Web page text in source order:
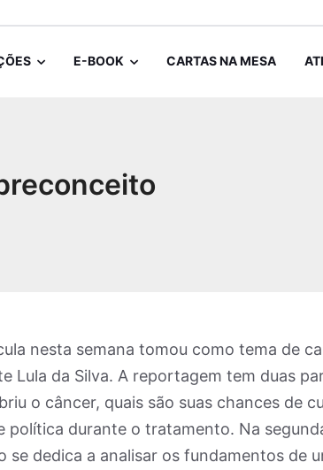
E-BOOK CARTAS NA MESA
nesta semana tomou como tema de
Lula da Silva. A reportagem tem duas
o câncer, quais são suas chances de
política durante o tratamento. Na
se dedica a analisar os fundamentos de